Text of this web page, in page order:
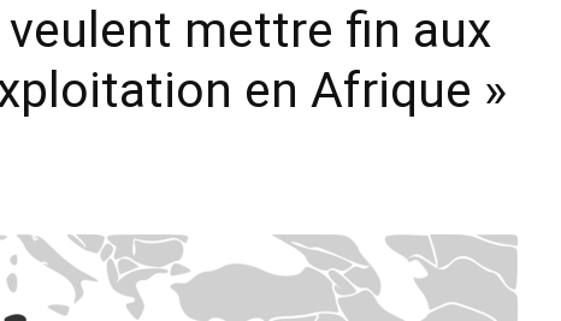
mettre fin aux
en Afrique »